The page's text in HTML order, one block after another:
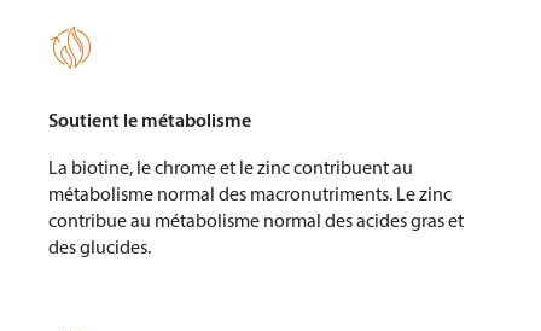

Soutient le métabolisme
La biotine, le chrome et le zinc contribuent au
métabolisme normal des macronutriments. Le zinc
contribue au métabolisme normal des acides gras et
des glucides.